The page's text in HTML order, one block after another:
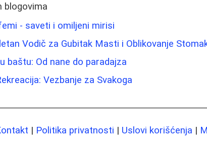
blogovima
- saveti i omiljeni mirisi
Vodič za Gubitak Masti i Oblikovanje
baštu: Od nane do paradajza
Vezbanje za Svakoga
| Politika privatnosti | Uslovi korišćenja |